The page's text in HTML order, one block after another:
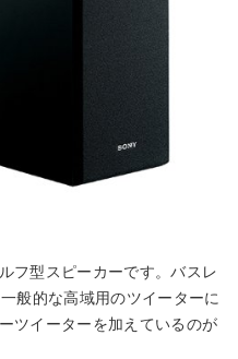
フ型スピーカーです。バスレ
般的な高域用のツイーターに
ツイーターを加えているのが